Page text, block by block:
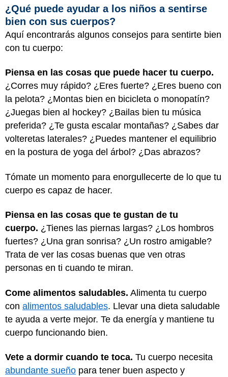
¿Qué puede ayudar a los niños a sentirse
bien con sus cuerpos?
Aquí encontrarás algunos consejos para sentirte bien
con tu cuerpo:
Piensa en las cosas que puede hacer tu cuerpo.
¿Corres muy rápido? ¿Eres fuerte? ¿Eres bueno con
la pelota? ¿Montas bien en bicicleta o monopatín?
¿Juegas bien al hockey? ¿Bailas bien tu música
preferida? ¿Te gusta escalar montañas? ¿Sabes dar
volteretas laterales? ¿Puedes mantener el equilibrio
en la postura de yoga del árbol? ¿Das abrazos?
Tómate un momento para enorgullecerte de lo que tu
cuerpo es capaz de hacer.
Piensa en las cosas que te gustan de tu
cuerpo. ¿Tienes las piernas largas? ¿Los hombros
fuertes? ¿Una gran sonrisa? ¿Un rostro amigable?
Trata de ver las cosas buenas que ven otras
personas en ti cuando te miran.
Come alimentos saludables. Alimenta tu cuerpo
con alimentos saludables. Llevar una dieta saludable
te ayuda a verte mejor. Te da energía y mantiene tu
cuerpo funcionando bien.
Vete a dormir cuando te toca. Tu cuerpo necesita
abundante sueño para tener buen aspecto y